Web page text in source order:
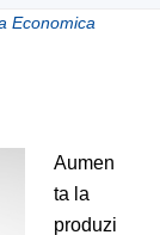
Economica
Aumen
ta la
produzi